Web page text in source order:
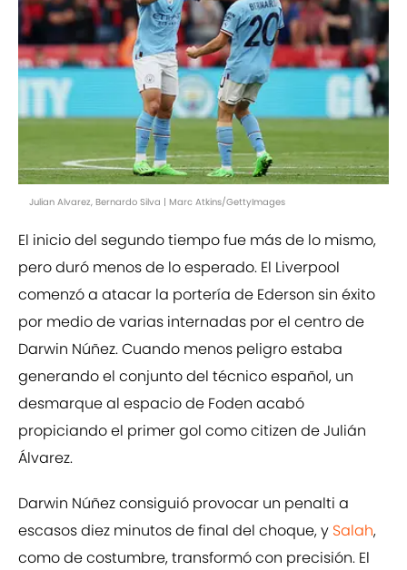
Julian Alvarez, Bernardo Silva | Marc Atkins/GettyImages
El inicio del segundo tiempo fue más de lo mismo,
pero duró menos de lo esperado. El Liverpool
comenzó a atacar la portería de Ederson sin éxito
por medio de varias internadas por el centro de
Darwin Núñez. Cuando menos peligro estaba
generando el conjunto del técnico español, un
desmarque al espacio de Foden acabó
propiciando el primer gol como citizen de Julián
Álvarez.
Darwin Núñez consiguió provocar un penalti a
escasos diez minutos de final del choque, y Salah,
como de costumbre, transformó con precisión. El